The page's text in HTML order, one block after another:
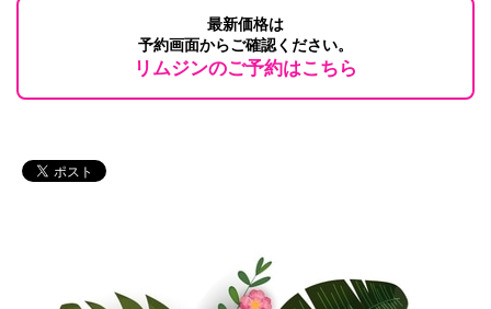
最新価格は
予約画面からご確認ください。
リムジンのご予約はこちら